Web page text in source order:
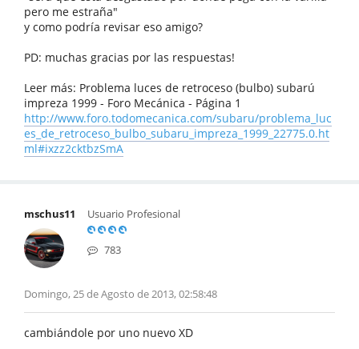
pero me estraña"
y como podría revisar eso amigo?
PD: muchas gracias por las respuestas!
Leer más: Problema luces de retroceso (bulbo) subarú
impreza 1999 - Foro Mecánica - Página 1
http://www.foro.todomecanica.com/subaru/problema_luc
es_de_retroceso_bulbo_subaru_impreza_1999_22775.0.ht
ml#ixzz2cktbzSmA
mschus11 Usuario Profesional
783
Domingo, 25 de Agosto de 2013, 02:58:48
cambiándole por uno nuevo XD